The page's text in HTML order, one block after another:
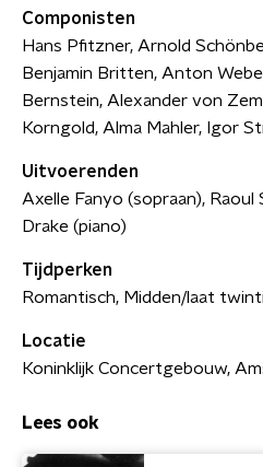
Componisten
Hans Pfitzner, Arnold
Benjamin Britten, Anton
Bernstein, Alexander von
Korngold, Alma Mahler, Igor
Uitvoerenden
Axelle Fanyo (sopraan),
Drake (piano)
Tijdperken
Romantisch, Midden/laat
Locatie
Koninklijk Concertgebouw,
Lees ook